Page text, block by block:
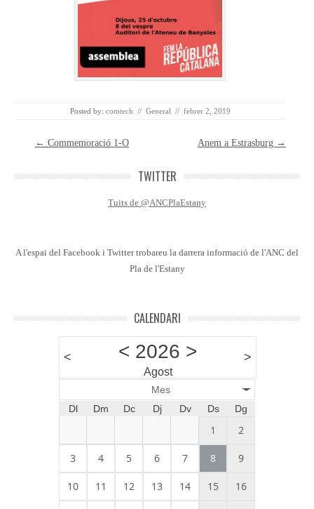
Posted by: comtech // General // febrer 2, 2019
Post navigation
← Commemoració 1-O Anem a Estrasburg →
TWITTER
Tuits de @ANCPlaEstany
A l'espai del Facebook i Twitter trobareu la darrera informació de l'ANC del
Pla de l'Estany
CALENDARI
< < 2026 >
Agost
>
Mes
Dl
Dm Dc Dj Dv Ds Dg
1 2
3 4 5 6 7 8 9
10 11 12 13 14 15 16